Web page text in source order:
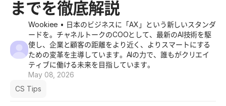
までを徹底解説
Wookiee • 日本のビジネスに「AX」という新しいスタンダ
ードを。チャネルトークのCOOとして、最新のAI技術を駆
使し、企業と顧客の距離をより近く、よりスマートにする
ための変革を主導しています。AIの力で、誰もがクリエイ
ティブに働ける未来を目指しています。
May 08, 2026
CS Tips